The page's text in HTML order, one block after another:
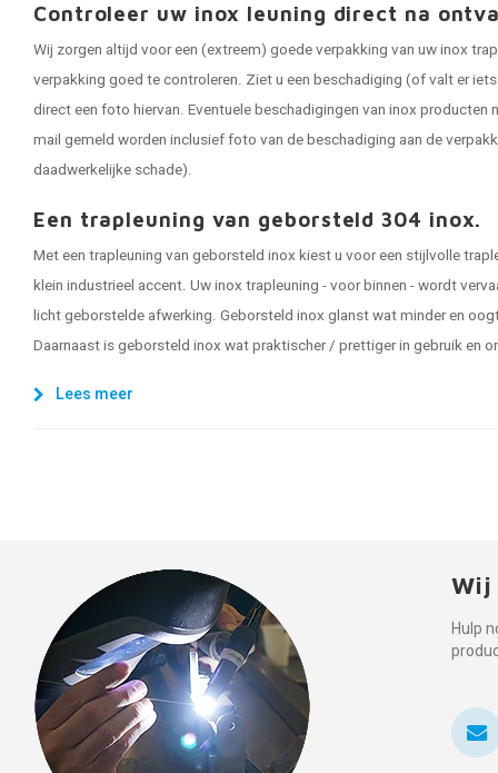
Controleer uw inox leuning direct na
Wij zorgen altijd voor een (extreem) goede verpakking van uw inox
verpakking goed te controleren. Ziet u een beschadiging (of valt er
direct een foto hiervan. Eventuele beschadigingen van inox producten
mail gemeld worden inclusief foto van de beschadiging aan de
daadwerkelijke schade).
Een trapleuning van geborsteld 304 inox.
Met een trapleuning van geborsteld inox kiest u voor een stijlvolle
klein industrieel accent. Uw inox trapleuning - voor binnen - wordt
licht geborstelde afwerking. Geborsteld inox glanst wat minder en
Daarnaast is geborsteld inox wat praktischer / prettiger in gebruik en
Lees meer
Wij
Hulp